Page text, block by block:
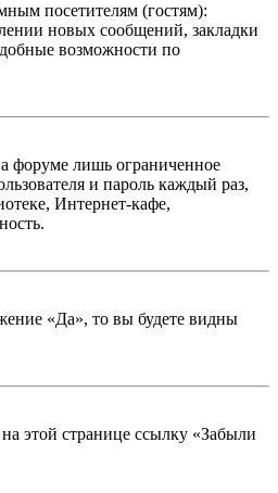
посетителям (гостям):
новых сообщений, закладки
возможности по
форуме лишь ограниченное
и пароль каждый раз,
Интернет-кафе,
«Да», то вы будете видны
этой странице ссылку «Забыли